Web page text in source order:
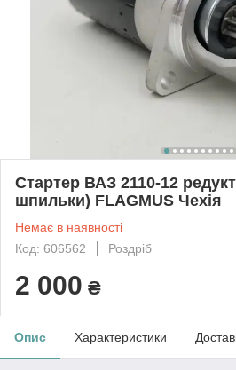
Стартер ВАЗ 2110-12
шпильки) FLAGMUS Чехія
Немає в наявності
Код: 606562
Роздріб
2 000 ₴
Опис Характеристики